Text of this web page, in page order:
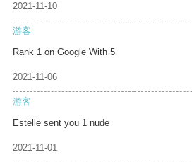
2021-11-10
游客
Rank 1 on Google With 5
2021-11-06
游客
Estelle sent you 1 nude
2021-11-01